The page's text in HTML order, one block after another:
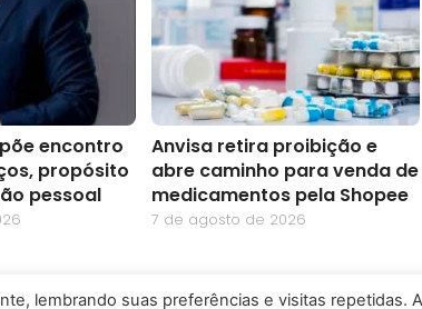
encontro
propósito
pessoal
Anvisa retira proibição e
abre caminho para venda de
medicamentos pela Shopee
7 de agosto de 2026
lembrando suas preferências e visitas repetidas.